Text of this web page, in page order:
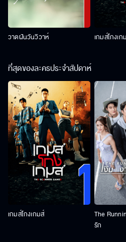
วาดฝันวันวิวาห์ เกมส์โกงเก
ที่สุดของละครประจำสัปดาห์
เกมส์โกงเกมส์
The
รัก